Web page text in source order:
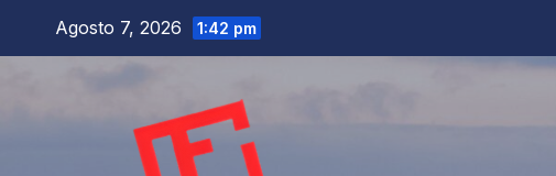
Agosto 7, 2026 1:42 pm